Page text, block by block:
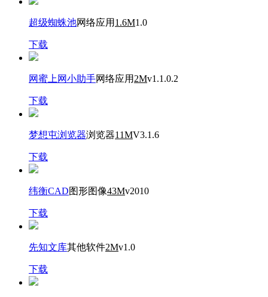
超级蜘蛛池网络应用 1.6M1.0
下载
网蜜上网小助手网络应用 2Mv1.1.0.2
下载
梦想屯浏览器浏览器11MV3.1.6
下载
纬衡CAD图形图像43Mv2010
下载
先知文库其他软件2Mv1.0
下载